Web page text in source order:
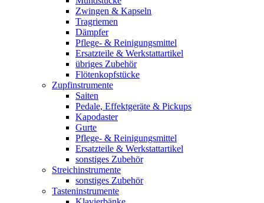
Zwingen & Kapseln
Tragriemen
Dämpfer
Pflege- & Reinigungsmittel
Ersatzteile & Werkstattartikel
übriges Zubehör
Flötenkopfstücke
Zupfinstrumente
Saiten
Pedale, Effektgeräte & Pickups
Kapodaster
Gurte
Pflege- & Reinigungsmittel
Ersatzteile & Werkstattartikel
sonstiges Zubehör
Streichinstrumente
sonstiges Zubehör
Tasteninstrumente